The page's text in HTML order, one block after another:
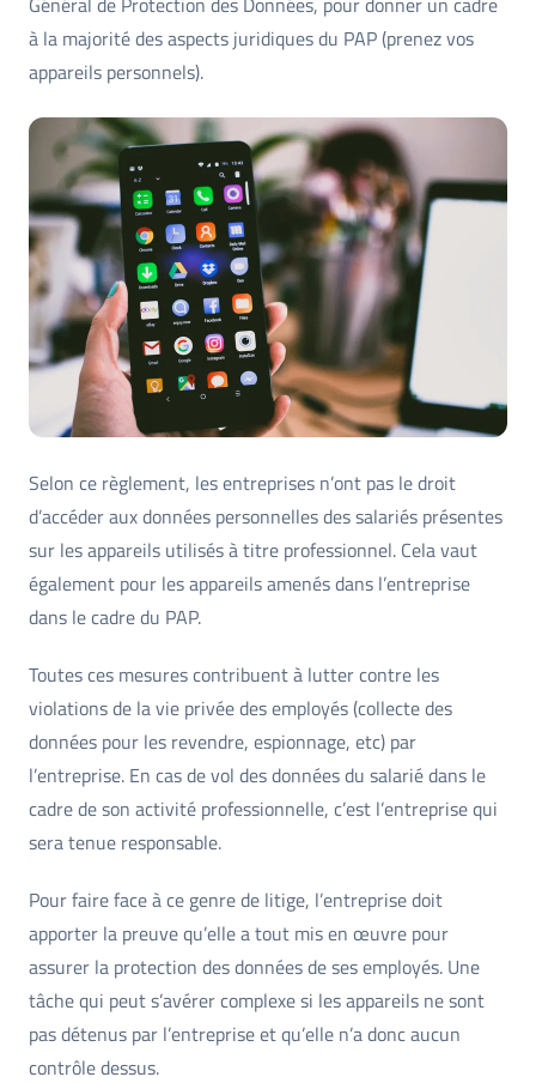
à la majorité des aspects juridiques du PAP (prenez vos
appareils personnels).
Selon ce règlement, les entreprises n’ont pas le droit
d’accéder aux données personnelles des salariés présentes
sur les appareils utilisés à titre professionnel. Cela vaut
également pour les appareils amenés dans l’entreprise
dans le cadre du PAP.
Toutes ces mesures contribuent à lutter contre les
violations de la vie privée des employés (collecte des
données pour les revendre, espionnage, etc) par
l’entreprise. En cas de vol des données du salarié dans le
cadre de son activité professionnelle, c’est l’entreprise qui
sera tenue responsable.
Pour faire face à ce genre de litige, l’entreprise doit
apporter la preuve qu’elle a tout mis en œuvre pour
assurer la protection des données de ses employés. Une
tâche qui peut s’avérer complexe si les appareils ne sont
pas détenus par l’entreprise et qu’elle n’a donc aucun
contrôle dessus.